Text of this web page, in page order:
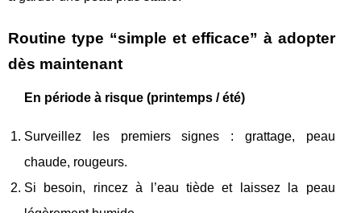
Routine type “simple et efficace” à adopter
dès maintenant
En période à risque (printemps / été)
Surveillez les premiers signes : grattage, peau
chaude, rougeurs.
Si besoin, rincez à l’eau tiède et laissez la peau